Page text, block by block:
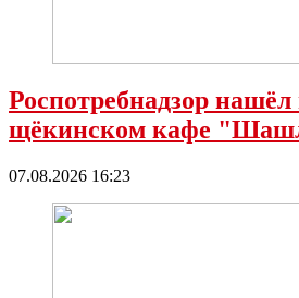
Роспотребнадзор
щёкинском кафе
07.08.2026 16:23